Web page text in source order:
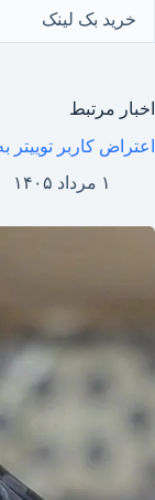
خرید بک لینک
اخبار مرتبط
اعتراض کاربر
۱ مرداد ۱۴۰۵